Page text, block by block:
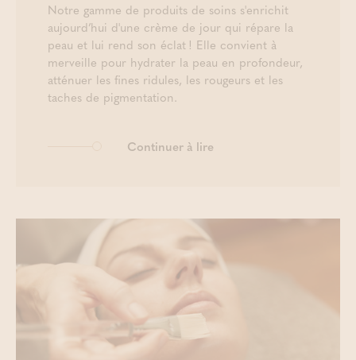
Notre gamme de produits de soins s'enrichit
aujourd’hui d'une crème de jour qui répare la
peau et lui rend son éclat ! Elle convient à
merveille pour hydrater la peau en profondeur,
atténuer les fines ridules, les rougeurs et les
taches de pigmentation.
Continuer à lire